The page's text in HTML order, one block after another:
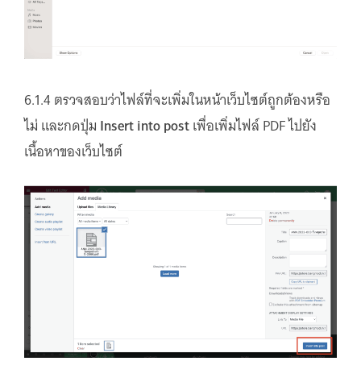
6.1.4 ตรวจสอบว่าไฟล์ที่จะเพิ่มในหน้าเว็บไซต์ถูกต้องหรือ
ไม่ และกดปุ่ม Insert into postเพื่อเพิ่มไฟล์ PDF ไปยัง
เนื้อหาของเว็บไซต์